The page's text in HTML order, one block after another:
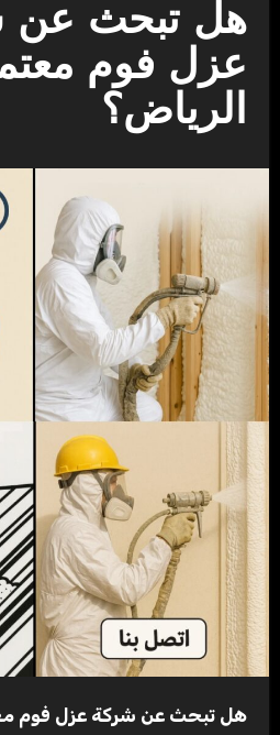
هل تبحث عن
عزل فوم
الرياض؟
هل تبحث عن شركة عزل فوم